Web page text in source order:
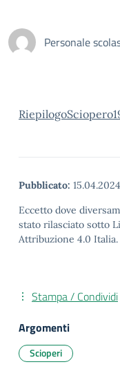
Personale
Pubblicato: 15.04.2024
Eccetto dove
stato rilasciato sotto
Attribuzione 4.0 Italia.
Stampa / Condividi
Argomenti
Scioperi